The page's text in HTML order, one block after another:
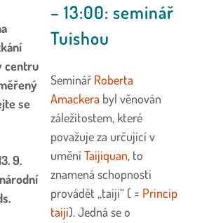
centru
se
9.
– 13:00: seminář
Tuishou
Seminář Roberta
Amackera byl věnován
záležitostem, které
považuje za určující v
uměníTaijiquan, to
znamená schopnosti
provádět „taiji“ ( = Princip
taiji). Jedná se o